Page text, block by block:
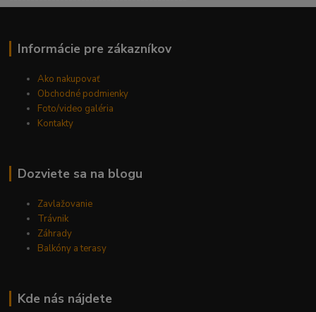
Informácie pre zákazníkov
Ako nakupovať
Obchodné podmienky
Foto/video galéria
Kontakty
Dozviete sa na blogu
Zavlažovanie
Trávnik
Záhrady
Balkóny a terasy
Kde nás nájdete